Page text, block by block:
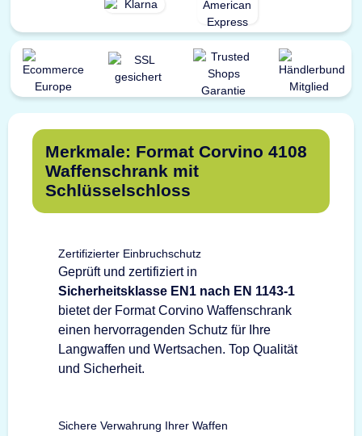
Merkmale: Format Corvino 4108
Waffenschrank mit
Schlüsselschloss
Zertifizierter Einbruchschutz
Geprüft und zertifiziert in
Sicherheitsklasse EN1 nach EN 1143-1
bietet der Format Corvino Waffenschrank
einen hervorragenden Schutz für Ihre
Langwaffen und Wertsachen. Top Qualität
und Sicherheit.
Sichere Verwahrung Ihrer Waffen